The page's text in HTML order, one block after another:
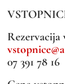
Rezervacija
07 391 78 16